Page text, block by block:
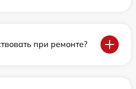
при ремонте?